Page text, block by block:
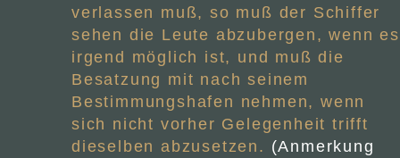
verlassen muß, so muß der Schiffer
sehen die Leute abzubergen, wenn es
irgend möglich ist, und muß die
Besatzung mit nach seinem
Bestimmungshafen nehmen, wenn
sich nicht vorher Gelegenheit trifft
dieselben abzusetzen. (Anmerkung